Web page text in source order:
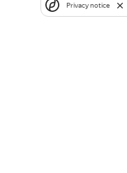
Privacy notice